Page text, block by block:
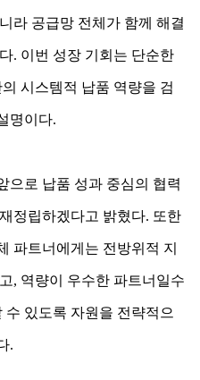
라 공급망 전체가 함께 해결
. 이번 성장 기회는 단순한
시스템적 납품 역량을 검
명이다.
으로 납품 성과 중심의 협력
정립하겠다고 밝혔다. 또한
파트너에게는 전방위적 지
, 역량이 우수한 파트너일수
수 있도록 자원을 전략적으
.